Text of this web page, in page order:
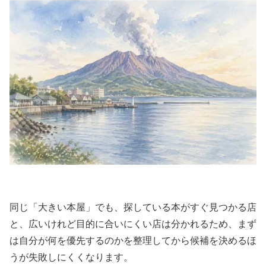
同じ「大きい本屋」でも、探している本がすぐ見つかる店
と、広いけれど目的に合いにくい店は分かれるため、まず
は自分が何を優先するのかを整理してから候補を決めるほ
うが失敗しにくくなります。